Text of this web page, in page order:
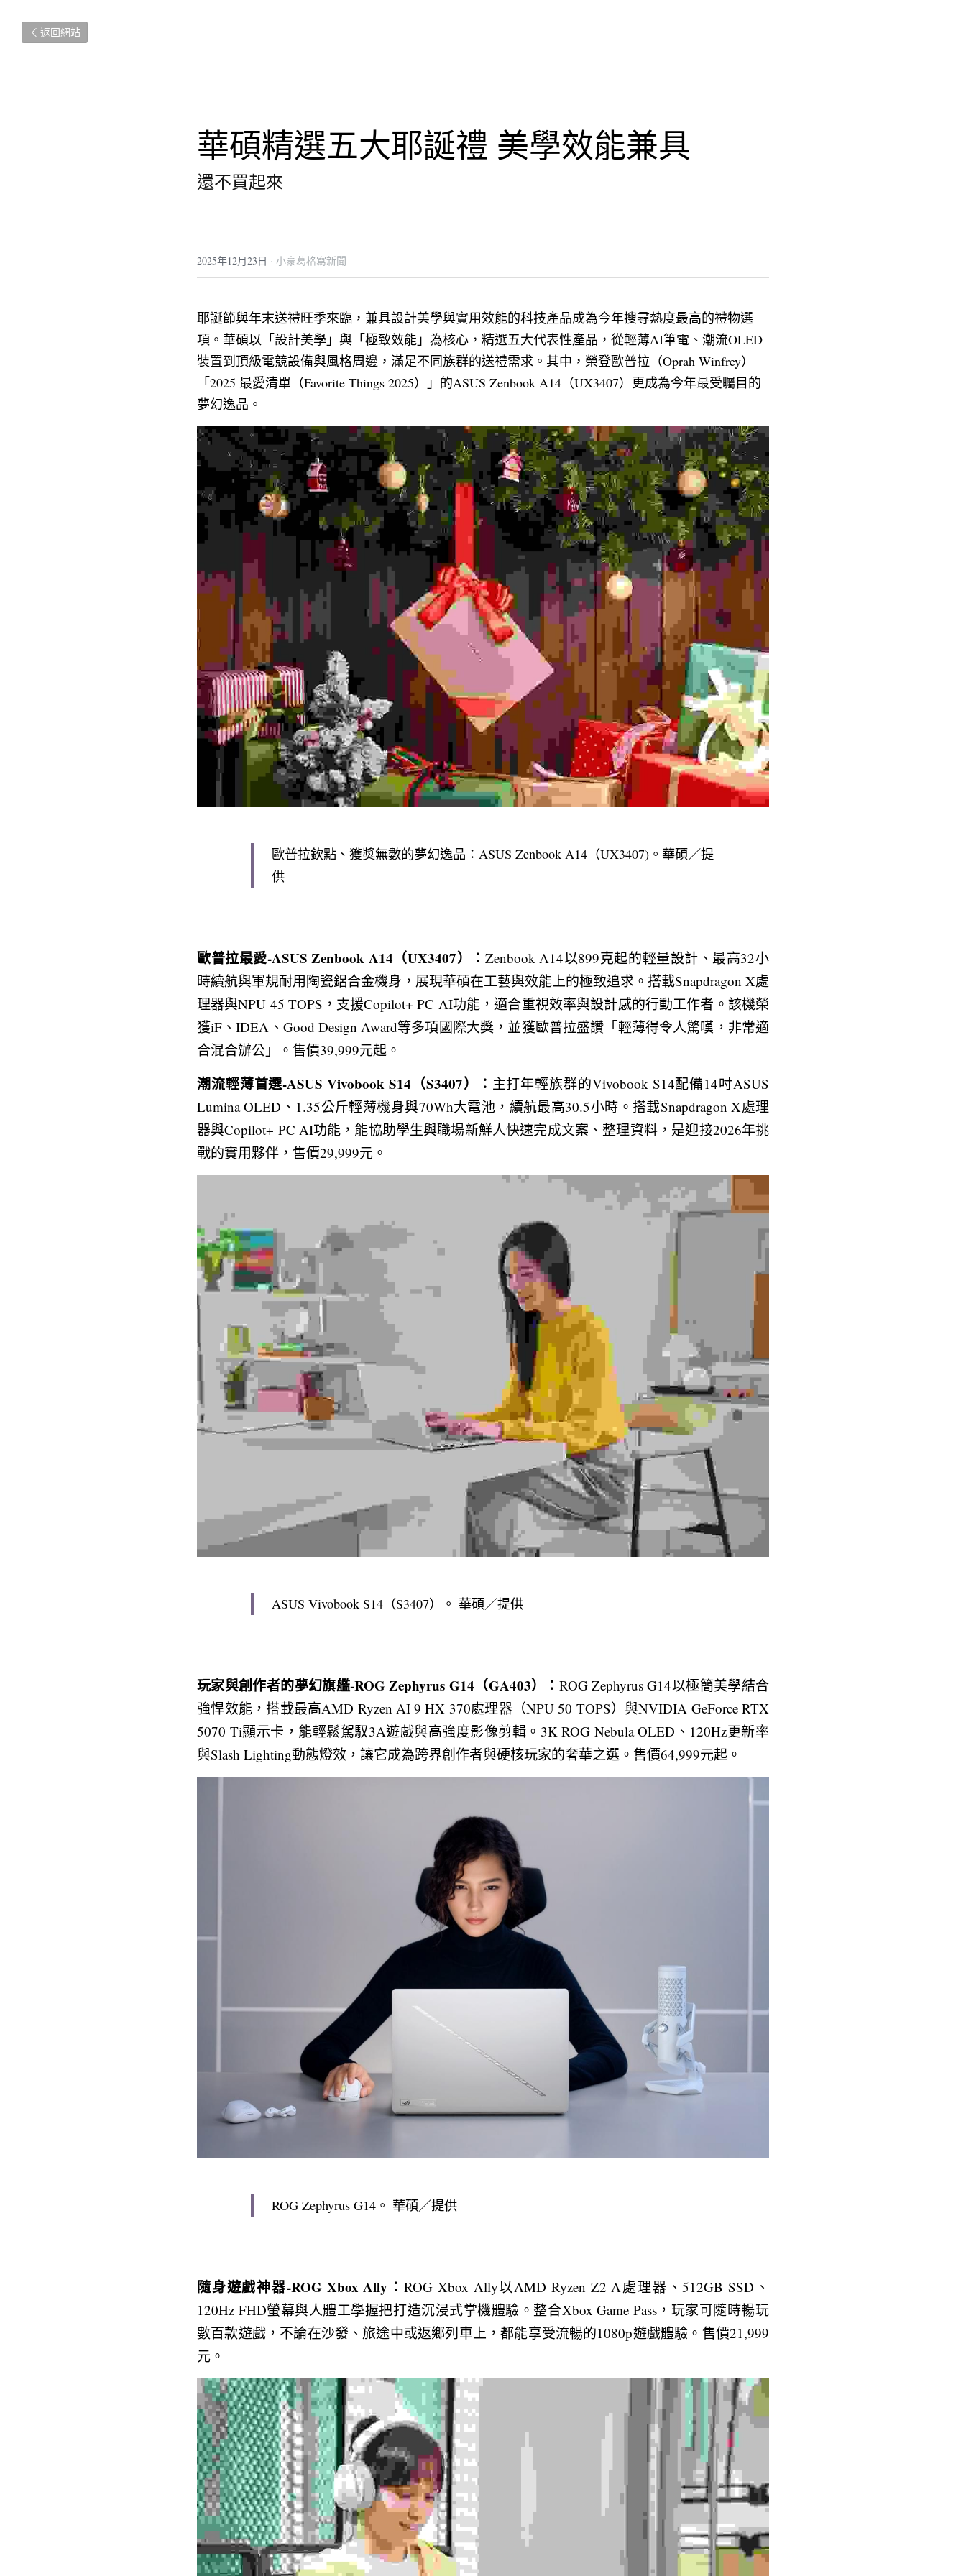
返回網站
華碩精選五大耶誕禮 美學效能兼具
還不買起來
2025年12月23日 · 小豪葛格寫新聞
耶誕節與年末送禮旺季來臨，兼具設計美學與實用效能的科技產品成為今年搜尋熱度最高的禮物選
項。華碩以「設計美學」與「極致效能」為核心，精選五大代表性產品，從輕薄AI筆電、潮流OLED
裝置到頂級電競設備與風格周邊，滿足不同族群的送禮需求。其中，榮登歐普拉（Oprah Winfrey）
「2025 最愛清單（Favorite Things 2025）」的ASUS Zenbook A14（UX3407）更成為今年最受矚目的
夢幻逸品。
歐普拉欽點、獲獎無數的夢幻逸品：ASUS Zenbook A14（UX3407)。華碩／提
供
歐普拉最愛-ASUS Zenbook A14（UX3407）： Zenbook A14以899克起的輕量設計、最高32小
時續航與軍規耐用陶瓷鋁合金機身，展現華碩在工藝與效能上的極致追求。搭載Snapdragon X處
理器與NPU 45 TOPS，支援Copilot+ PC AI功能，適合重視效率與設計感的行動工作者。該機榮
獲iF、IDEA、Good Design Award等多項國際大獎，並獲歐普拉盛讚「輕薄得令人驚嘆，非常適
合混合辦公」。售價39,999元起。
潮流輕薄首選-ASUS Vivobook S14（S3407）： 主打年輕族群的Vivobook S14配備14吋ASUS
Lumina OLED、1.35公斤輕薄機身與70Wh大電池，續航最高30.5小時。搭載Snapdragon X處理
器與Copilot+ PC AI功能，能協助學生與職場新鮮人快速完成文案、整理資料，是迎接2026年挑
戰的實用夥伴，售價29,999元。
ASUS Vivobook S14（S3407）。 華碩／提供
玩家與創作者的夢幻旗艦-ROG Zephyrus G14（GA403）： ROG Zephyrus G14以極簡美學結合
強悍效能，搭載最高AMD Ryzen AI 9 HX 370處理器（NPU 50 TOPS）與NVIDIA GeForce RTX
5070 Ti顯示卡，能輕鬆駕馭3A遊戲與高強度影像剪輯。3K ROG Nebula OLED、120Hz更新率
與Slash Lighting動態燈效，讓它成為跨界創作者與硬核玩家的奢華之選。售價64,999元起。
ROG Zephyrus G14。 華碩／提供
隨身遊戲神器-ROG Xbox Ally： ROG Xbox Ally以AMD Ryzen Z2 A處理器、512GB SSD、
120Hz FHD螢幕與人體工學握把打造沉浸式掌機體驗。整合Xbox Game Pass，玩家可隨時暢玩
數百款遊戲，不論在沙發、旅途中或返鄉列車上，都能享受流暢的1080p遊戲體驗。售價21,999
元。